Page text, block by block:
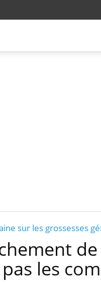
sur les grossesses
les